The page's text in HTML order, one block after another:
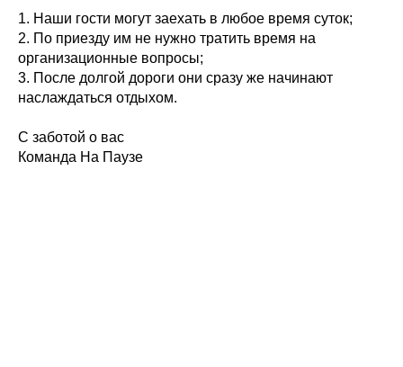
1. Наши гости могут заехать в любое время суток;
2. По приезду им не нужно тратить время на
организационные вопросы;
3. После долгой дороги они сразу же начинают
наслаждаться отдыхом.
С заботой о вас
Команда На Паузе